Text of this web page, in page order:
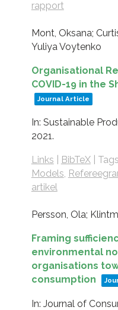
rapport
Mont, Oksana;
Yuliya Voytenko
Organisational
COVID-19 in the
Journal Article
In: Sustainable
2021.
Links BibTeX|
Models,
artikel
Persson, Ola;
Framing
environmental
organisations
consumption
In: Journal of